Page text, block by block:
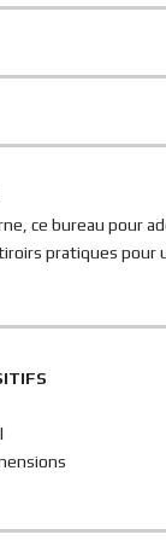
ce bureau pour
pratiques pour